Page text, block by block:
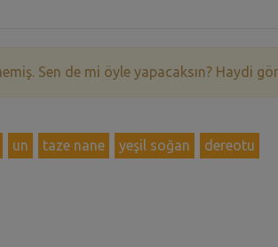
Sen de mi öyle yapacaksın? Haydi
un taze nane yeşil soğan dereotu